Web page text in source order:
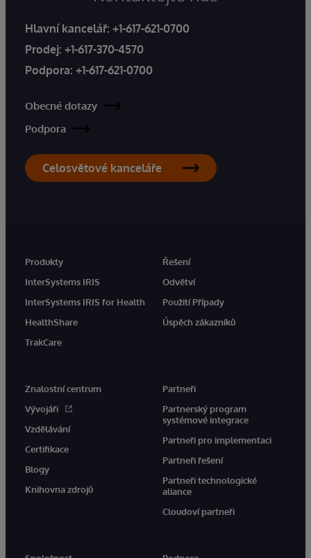
Hlavní kancelář: +1-617-621-0700
Prodej: +1-617-370-4570
Podpora: +1-617-621-0700
Obecné dotazy
Podpora
Celosvětové kanceláře
Produkty
InterSystems IRIS
InterSystems IRIS for Health
HealthShare
TrakCare
Řešení
Odvětví
Použití Případy
Úspěch zákazníků
Znalostní centrum
Vývojáři
Vzdělávání
Certifikace
Blogy
Knihovna zdrojů
Partneři
Partnerský program
systémové integrace
Partneři pro implementaci
Partneři řešení
Partneři technologické
aliance
Cloudoví partneři